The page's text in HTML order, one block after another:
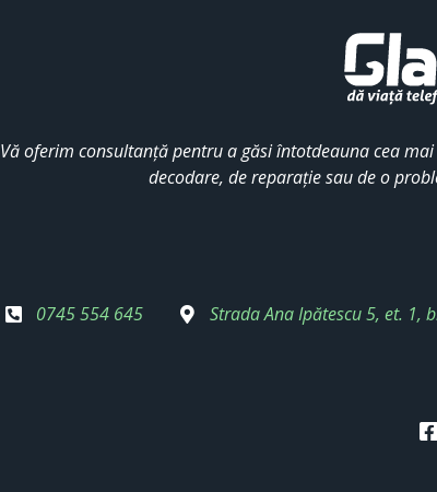
Vă oferim consultanță pentru a găsi întotdeauna cea
decodare, de reparație sau de o
0745 554 645 Strada Ana Ipătescu 5, et. 1,